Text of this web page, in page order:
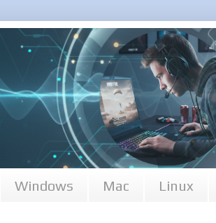
Windows Mac Linux